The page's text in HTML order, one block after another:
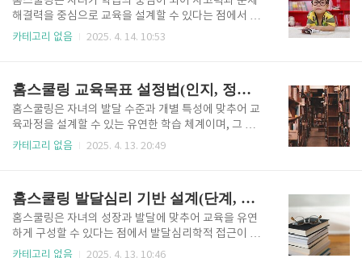
녀가 자기주도적인 삶을 살아가기 위해 반드시 갖추어
야 할 핵심 학습 역량입니다. 홈스쿨링에서는 교실 중심
의 정답 위주 학습이 아니라 개별화된 문제 상황과 유연
환경을 조성할 수 있으며, 특히..
해결력을 중심으로 교육을 설계할 수 있다는 점에서 논
리적 사고 훈련에 최적화된 환경을 제공합니다. 논리적
야 하는 현대 교육의 핵심 역량으로 평가됩니다. 홈스쿨
링은 일률적인 교과 내용과 평가 방식에 구애받지 않고,
자녀의 발달 수준과 학습 흥미에 맞춰 사고 훈련을 단계
별로 적용할 수 있다는 장점을 가지며, 이를 통해 자녀
는 자신의 생각을 논리적으로 전개하고 다양한 관점에
이라는 세 가지 사고..
카테고리 없음 2025. 4. 14. 10:53
홈스쿨링 교육목표 설정법(인지, 정의, 행동)
홈스쿨링은 자녀의 발달 수준과 개별 특성에 맞추어 교
육과정을 설계할 수 있는 유연한 학습 체계이며, 그 중
심에는 분명하고 체계적인 교육목표의 설정이 반드시
운영하는 기준점으로 작용합니다. 특히 홈스쿨링에서
는 외부의 제도적 기준이나 시험 체계가 존재하지 않기
때문에 학부모가 자녀의 인지 발달, 정서적 반응, 행동
변화의 세 가지 측면을 종합적으로 고려한 교육목표를
카테고리 없음 2025. 4. 13. 20:49
홈스쿨링 발달심리 기반 설계(단계, 욕구, 환경)
홈스쿨링은 자녀의 성장과 발달에 맞추어 교육을 유연
하게 구성할 수 있다는 점에서 발달심리학적 접근이 매
우 효과적으로 작용할 수 있는 교육 방식입니다. 발달심
카테고리 없음 2025. 4. 13. 10:46